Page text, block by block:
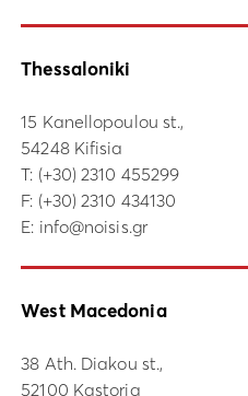
Thessaloniki
15 Kanellopoulou st.,
54248 Kifisia
Τ: (+30) 2310 455299
F: (+30) 2310 434130
E: info@noisis.gr
West Macedonia
38 Ath. Diakou st.,
52100 Kastoria